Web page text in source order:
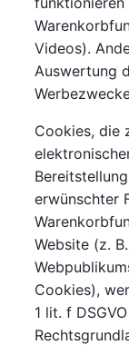
Videos).
Auswertung
Cookies, die
erwünschter
Website (z.
Cookies),
1 lit. f